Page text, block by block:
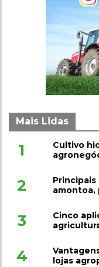
Mais Lidas
1
Cultivo
2
amontoa,
3
Cinco
4
lojas